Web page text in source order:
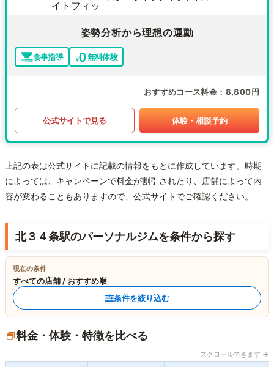
姿勢分析から理想の運動
食事指導 無料体験
おすすめコース料金 8,800円
公式サイトで見る 体験・相談予約
上記の表は公式サイトに記載の情報をもとに作成しています。時期
によっては、キャンペーンで料金が割引されたり、店舗によって内
容が変わることもありますので、公式サイトでご確認ください。
北３４条駅のパーソナルジムを条件から探す
現在の条件
すべての店舗 / おすすめ順
条件を絞り込む
料金・体験・特徴を比べる
スクロールできます →